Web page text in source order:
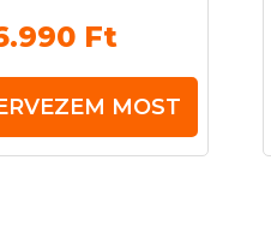
Ft
MOST